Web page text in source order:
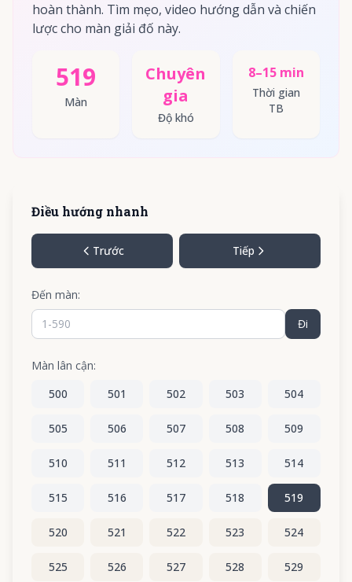
hoàn thành. Tìm mẹo, video hướng dẫn và chiến
lược cho màn giải đố này.
519
Màn
Chuyên
gia
Độ khó
8–15 min
Thời gian
TB
Điều hướng nhanh
Trước Tiếp
Đến màn:
Đi
Màn lân cận:
500
501 502 503 504
505 506 507 508 509
510 511 512 513 514
515 516 517 518 519
520 521 522 523 524
525 526 527 528 529